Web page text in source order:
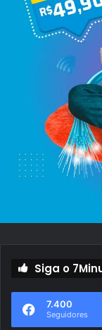
Siga o
7.400
Seguidores